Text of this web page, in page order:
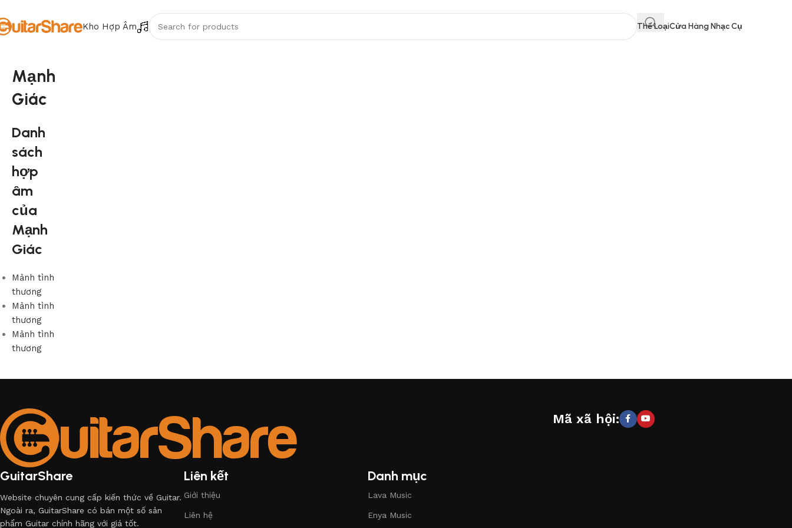
Kho Hợp Âm Thể LoạiCửa Hàng Nhạc Cụ
Mạnh
Giác
Danh
sách
hợp
âm
của
Mạnh
Giác
Mảnh tình
thương
Mảnh tình
thương
Mảnh tình
thương
GuitarShare
Website chuyên cung cấp kiến thức về Guitar.
Ngoài ra, GuitarShare có bán một số sản
phẩm Guitar chính hãng với giá tốt.
Liên kết
Giới thiệu
Liên hệ
Danh mục
Lava Music
Enya Music
Mã xã hội: